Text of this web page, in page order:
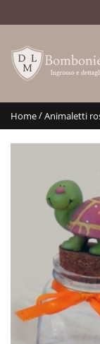
Home/Animaletti